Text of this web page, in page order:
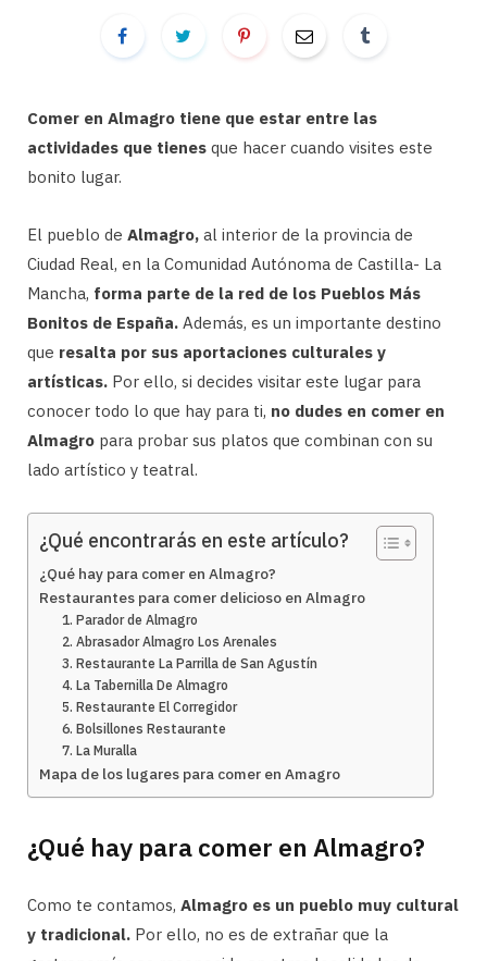
Comer en Almagro tiene que estar entre las
actividades que tienes que hacer cuando visites este
bonito lugar.
El pueblo de Almagro, al interior de la provincia de
Ciudad Real, en la Comunidad Autónoma de Castilla- La
Mancha, forma parte de la red de los Pueblos Más
Bonitos de España. Además, es un importante destino
que resalta por sus aportaciones culturales y
artísticas. Por ello, si decides visitar este lugar para
conocer todo lo que hay para ti, no dudes en comer en
Almagro para probar sus platos que combinan con su
lado artístico y teatral.
¿Qué encontrarás en este artículo?
¿Qué hay para comer en Almagro?
Restaurantes para comer delicioso en Almagro
1. Parador de Almagro
2. Abrasador Almagro Los Arenales
3. Restaurante La Parrilla de San Agustín
4. La Tabernilla De Almagro
5. Restaurante El Corregidor
6. Bolsillones Restaurante
7. La Muralla
Mapa de los lugares para comer en Amagro
¿Qué hay para comer en Almagro?
Como te contamos, Almagro es un pueblo muy cultural
y tradicional. Por ello, no es de extrañar que la